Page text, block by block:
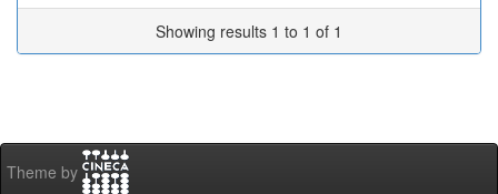
Showing results 1 to 1 of 1
Theme by